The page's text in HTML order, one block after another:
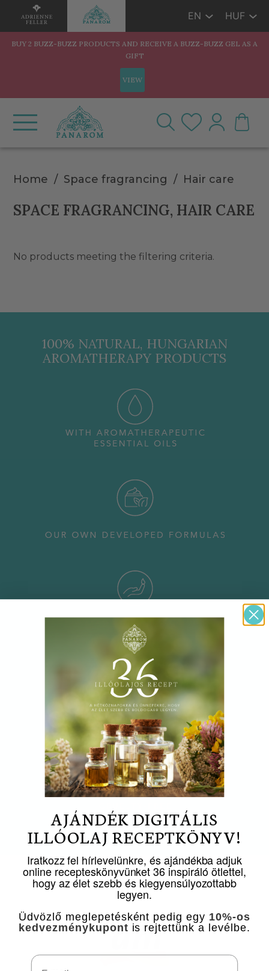
EN HUF
BUY 2 BUZZ-BUZZ PRODUCTS AND RECEIVE A BUZZ-BUZZ GEL AS A
GIFT
VIEW
Home Space fragrancing Hair care
SPACE FRAGRANCING, HAIR CARE
No products meeting the filtering criteria.
100% NATURAL, HUNGARIAN
AROMATHERAPY PRODUCTS
PARTNERS
AJÁNDÉK DIGITÁLIS
ILLÓOLAJ RECEPTKÖNYV!
Iratkozz fel hírlevelünkre, és ajándékba adjuk
online recepteskönyvünket 36 inspiráló ötlettel,
hogy az élet szebb és kiegyensúlyozottabb
legyen.
Üdvözlő meglepetésként pedig egy 10%-os
kedvezménykupont is rejtettünk a levélbe.
Email